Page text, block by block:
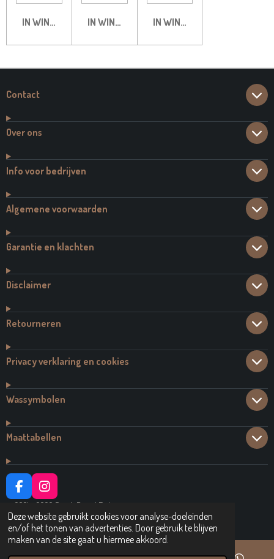
Deze website gebruikt cookies voor analyse-doeleinden
en/of het tonen van advertenties. Door gebruik te blijven
maken van de site gaat u hiermee akkoord.
IN WINKELWAGENIN WINKELWAGENIN WINKELWAGEN
Contact
Over ons
Info voor bedrijven
Algemene voorwaarden
Garantie en klachten
Disclaimer
Retourneren
Privacy verklaring en cookies
Wassymbolen
Maattabellen
F
A
C
E
B
I
N
S
T
A
© 2021 - 2026 Dutch Brand Fashion
Powered byJouwWeb